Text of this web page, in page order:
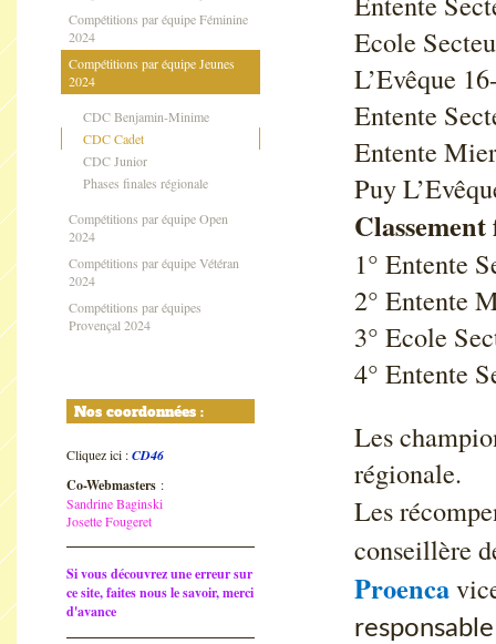
Compétitions par équipe Féminine
2024
Compétitions par équipe Jeunes
2024
CDC Benjamin-Minime
CDC Cadet
CDC Junior
Phases finales régionale
Compétitions par équipe Open
2024
Compétitions par équipe Vétéran
2024
Compétitions par équipes
Provençal 2024
Nos coordonnées :
Cliquez ici :CD46
Co-Webmasters :
Sandrine Baginski
Josette Fougeret
Si vous découvrez une erreur sur
ce site, faites nous le savoir, merci
d'avance
Ecole
L’Evêque
Entente
Entente
Puy
1° Entente
2° Entente
3° Ecole
4° Entente
Les
régionale.
Les
conseillère
Proenca